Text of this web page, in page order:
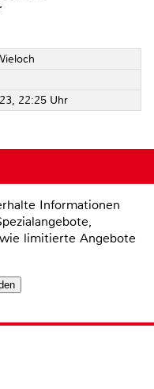
22:25 Uhr
Informationen
limitierte Angebote